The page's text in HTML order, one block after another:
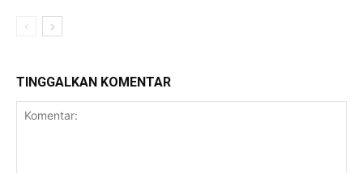
TINGGALKAN KOMENTAR